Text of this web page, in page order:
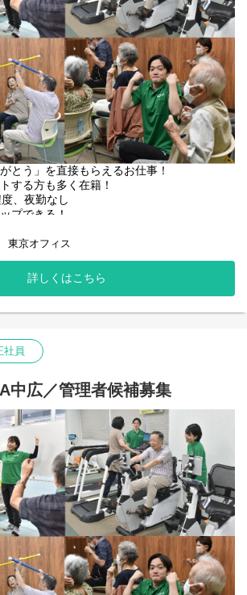
用者様の血圧・脈拍・体調などを確認し、
ラムを決定。
チ：認知症予防のための「脳トレ」も取り
ップ。
を想定した「歩行訓練」、生活動作に必要
ントレーニング」などを実施。
齢者向けに独自で開発しています！
きる簡単な体操をご案内。
合わせて手足を動かし、楽しみながら持久
労を軽減。
つの記録や介護計画書を作成。（PC入力）
とう」を直接もらえるお仕事！
する方も多く在籍！
、夜勤なし
プできる！
、サポート
画書作成及び評価
務 など
容】
ープレッスン（ストレッチ、脳トレ）や、
訓練、マシントレーニング）を行います。
決まったルートを運転し、ご利用者様のご
用者様の血圧・脈拍・体調などを確認し、
ラムを決定。
チ：認知症予防のための「脳トレ」も取り
ップ。
を想定した「歩行訓練」、生活動作に必要
東京オフィス
詳しくはこちら
社員
中広／管理者候補募集